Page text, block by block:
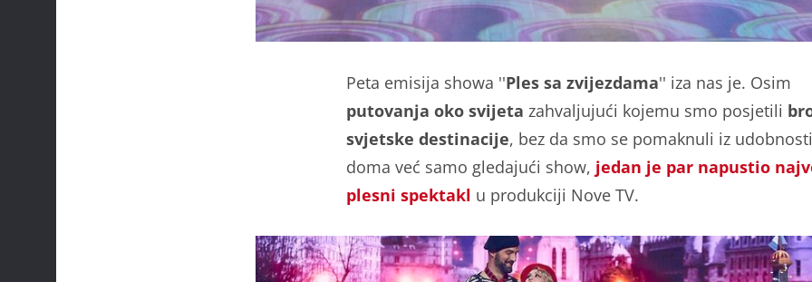
Peta emisija showa ''Ples sa zvijezdama'' iza nas je. Osim
putovanja oko svijeta zahvaljujući kojemu smo posjetili
svjetske destinacije, bez da smo se pomaknuli iz
doma već samo gledajući show, jedan je par napustio
plesni spektakl u produkciji Nove TV.